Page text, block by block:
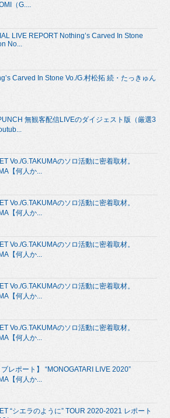
（G....
LIVE REPORT Nothing’s Carved In Stone
No...
Carved In Stone Vo./G.村松拓 続・たっきゅん
無観客配信LIVEのダイジェスト版（厳選3
Vo./G.TAKUMAのソロ活動に密着取材。
【何人か...
Vo./G.TAKUMAのソロ活動に密着取材。
【何人か...
Vo./G.TAKUMAのソロ活動に密着取材。
【何人か...
Vo./G.TAKUMAのソロ活動に密着取材。
【何人か...
Vo./G.TAKUMAのソロ活動に密着取材。
【何人か...
ブレポート】 “MONOGATARI LIVE 2020”
【何人か...
“シエラのように” TOUR 2020-2021 レポート